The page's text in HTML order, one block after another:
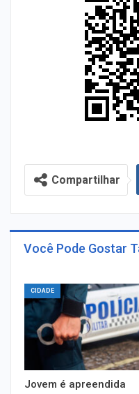
Compartilhar
Você Pode Gostar
CIDADE
Jovem é apreendida